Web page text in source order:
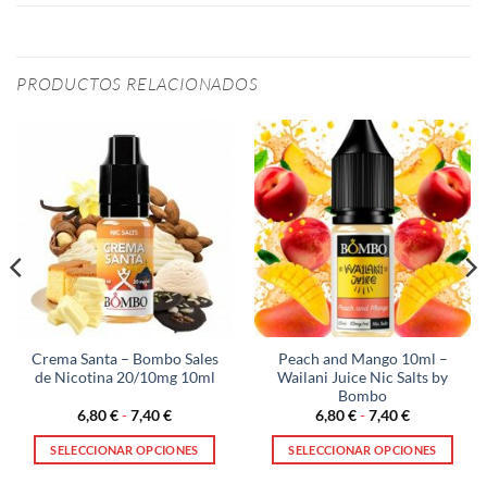
PRODUCTOS RELACIONADOS
Crema Santa – Bombo Sales
de Nicotina 20/10mg 10ml
6,80€-7,40€Rango
precios:
desde
SELECCIONAR OPCIONES
Peach and Mango 10ml –
Wailani Juice Nic Salts by
Bombo
6,80€-7,40€Rango
precios:
desde
SELECCIONAR OPCIONES